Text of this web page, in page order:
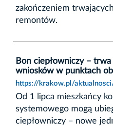
zakończeniem
remontów.
Bon ciepłowniczy –
wniosków w punktach
https://krakow.pl/
Od 1 lipca mieszkańcy
systemowego mogą
ciepłowniczy – nowe